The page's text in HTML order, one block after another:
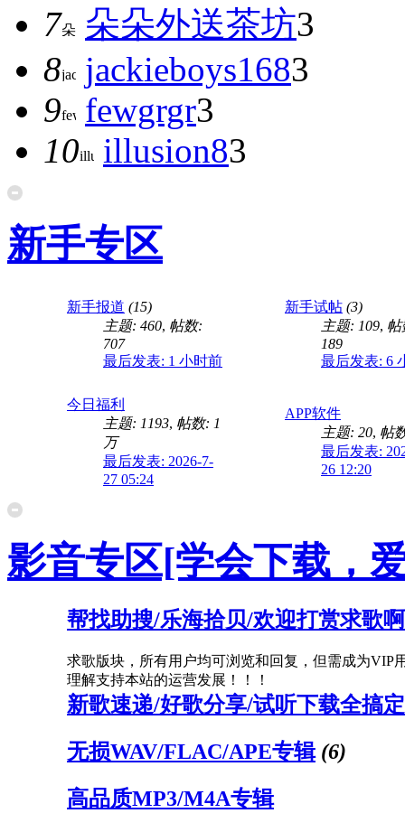
7
朵朵外送茶坊3
8
jackieboys1683
9
fewgrgr3
10
illusion83
新手专区
新手报道 (15)
主题: 460, 帖数:
707
最后发表: 1 小时前
新手试帖 (3)
主题: 109, 帖
189
最后发表: 6
今日福利
主题: 1193, 帖数: 1
万
最后发表: 2026-7-
27 05:24
APP软件
主题: 20, 帖
最后发表:
26 12:20
影音专区[学会下载，
帮找助搜/乐海拾贝/欢迎打赏求歌
求歌版块，所有用户均可浏览和回复，但需成为VIP
理解支持本站的运营发展！！！
新歌速递/好歌分享/试听下载全搞
无损WAV/FLAC/APE专辑(6)
高品质MP3/M4A专辑